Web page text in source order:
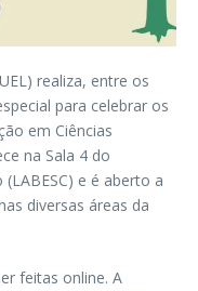
realiza, entre os
para celebrar os
em Ciências
na Sala 4 do
e é aberto a
diversas áreas da
feitas online. A